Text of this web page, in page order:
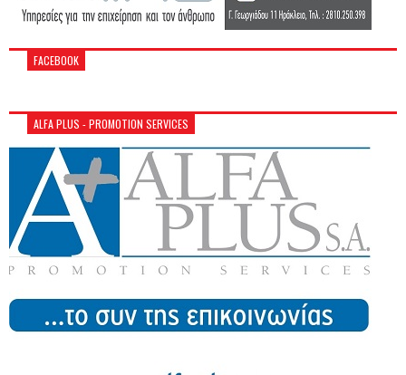
FACEBOOK
ALFA PLUS - PROMOTION SERVICES